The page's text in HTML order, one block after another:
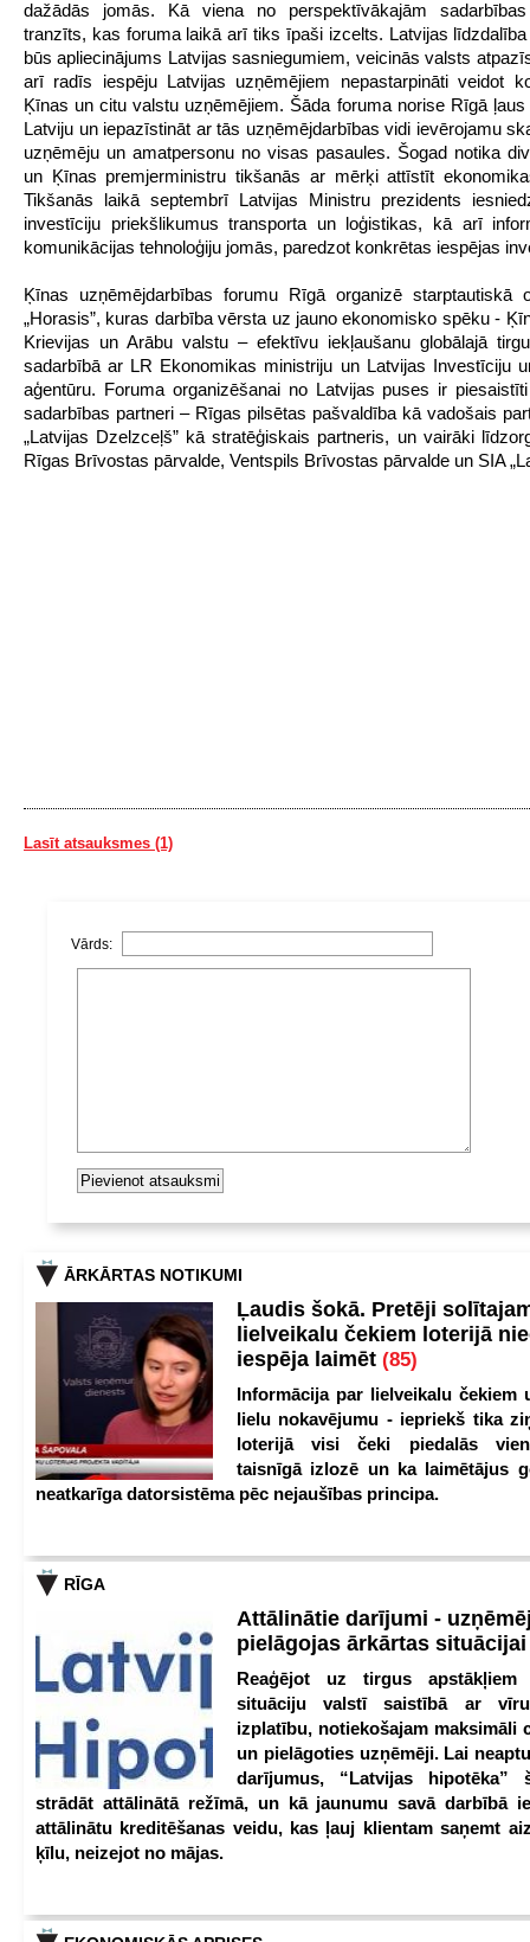
dažādās jomās. Kā viena no perspektīvākajām
tranzīts, kas foruma laikā arī tiks īpaši izcelts. Latvijas
būs apliecinājums Latvijas sasniegumiem, veicinās valsts
arī radīs iespēju Latvijas uzņēmējiem nepastarpināti veidot
Ķīnas un citu valstu uzņēmējiem. Šāda foruma norise Rīgā ļaus
Latviju un iepazīstināt ar tās uzņēmējdarbības vidi ievērojamu
uzņēmēju un amatpersonu no visas pasaules. Šogad notika
un Ķīnas premjerministru tikšanās ar mērķi attīstīt
Tikšanās laikā septembrī Latvijas Ministru prezidents
investīciju priekšlikumus transporta un loģistikas, kā arī
komunikācijas tehnoloģiju jomās, paredzot konkrētas iespējas
Ķīnas uzņēmējdarbības forumu Rīgā organizē starptautiskā
„Horasis”, kuras darbība vērsta uz jauno ekonomisko spēku -
Krievijas un Arābu valstu – efektīvu iekļaušanu globālajā
sadarbībā ar LR Ekonomikas ministriju un Latvijas Investīciju
aģentūru. Foruma organizēšanai no Latvijas puses ir
sadarbības partneri – Rīgas pilsētas pašvaldība kā vadošais
„Latvijas Dzelzceļš” kā stratēģiskais partneris, un vairāki
Rīgas Brīvostas pārvalde, Ventspils Brīvostas pārvalde un SIA
Lasīt atsauksmes (1)
Vārds:
ĀRKĀRTAS NOTIKUMI
Ļaudis šokā. Pretēji
lielveikalu čekiem loterijā
iespēja laimēt (85)
Informācija par lielveikalu čekiem
lielu nokavējumu - iepriekš tika
loterijā visi čeki piedalās
taisnīgā izlozē un ka laimētājus
neatkarīga datorsistēma pēc nejaušības principa.
RĪGA
Attālinātie darījumi -
pielāgojas ārkārtas
Reaģējot uz tirgus apstākļiem
situāciju valstī saistībā ar
izplatību, notiekošajam maksimāli
un pielāgoties uzņēmēji. Lai
darījumus, “Latvijas hipotēka”
strādāt attālinātā režīmā, un kā jaunumu savā darbībā
attālinātu kreditēšanas veidu, kas ļauj klientam saņemt
ķīlu, neizejot no mājas.